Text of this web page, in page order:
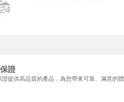
證
證提供高品質的產品，為您帶來可靠、滿意的體